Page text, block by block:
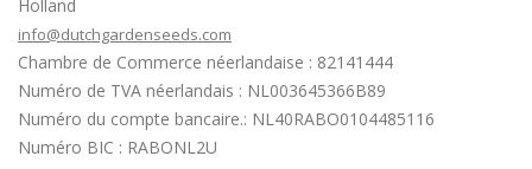
Holland
info@dutchgardenseeds.com
Chambre de Commerce néerlandaise : 82141444
Numéro de TVA néerlandais : NL003645366B89
Numéro du compte bancaire.: NL40RABO0104485116
Numéro BIC : RABONL2U